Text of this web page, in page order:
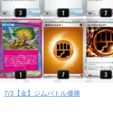
7/3【金】ジムバトル優勝